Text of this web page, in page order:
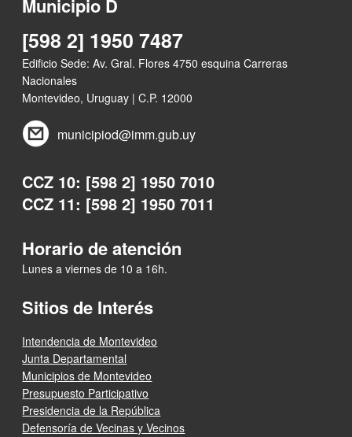
Municipio D
[598 2] 1950 7487
Edificio Sede: Av. Gral. Flores 4750 esquina Carreras
Nacionales
Montevideo, Uruguay | C.P. 12000
municipiod@imm.gub.uy
CCZ 10: [598 2] 1950 7010
CCZ 11: [598 2] 1950 7011
Horario de atención
Lunes a viernes de 10 a 16h.
Sitios de Interés
Intendencia de Montevideo
Junta Departamental
Municipios de Montevideo
Presupuesto Participativo
Presidencia de la República
Defensoría de Vecinas y Vecinos